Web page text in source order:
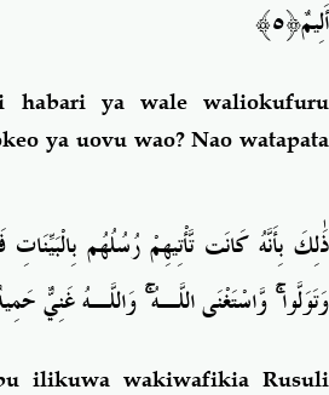
أَلِيمٌ﴿٥﴾
habari ya wale waliokufuru
ya uovu wao? Nao watapata
ذَٰلِكَ بِأَنَّهُ كَانَت تَّأْتِيهِمْ رُسُلُهُم بِالْبَيِّنَاتِ
وَتَوَلَّواۚوَّاسْتَغْنَى اللَّـهُۚوَاللَّـهُ غَنِيٌّ
ilikuwa wakiwafikia Rusuli